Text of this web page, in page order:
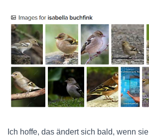
Ich hoffe, das ändert sich bald, wenn sie